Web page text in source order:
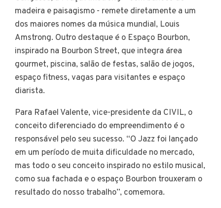
madeira e paisagismo - remete diretamente a um
dos maiores nomes da música mundial, Louis
Amstrong. Outro destaque é o Espaço Bourbon,
inspirado na Bourbon Street, que integra área
gourmet, piscina, salão de festas, salão de jogos,
espaço fitness, vagas para visitantes e espaço
diarista.
Para Rafael Valente, vice-presidente da CIVIL, o
conceito diferenciado do empreendimento é o
responsável pelo seu sucesso. “O Jazz foi lançado
em um período de muita dificuldade no mercado,
mas todo o seu conceito inspirado no estilo musical,
como sua fachada e o espaço Bourbon trouxeram o
resultado do nosso trabalho”, comemora.